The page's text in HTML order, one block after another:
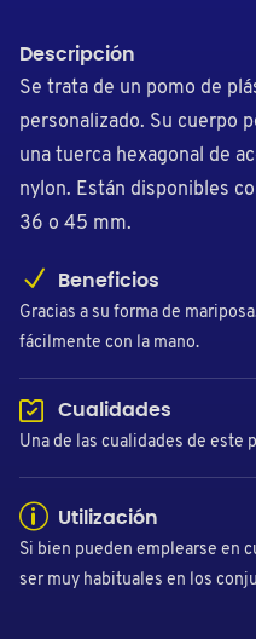
Descripción
Se trata de un pomo de
personalizado. Su cuerpo
una tuerca hexagonal de
nylon. Están disponibles
36 o 45 mm.
Beneficios
Gracias a su forma de
fácilmente con la mano.
Cualidades
Una de las cualidades de este
Utilización
Si bien pueden emplearse en
ser muy habituales en los